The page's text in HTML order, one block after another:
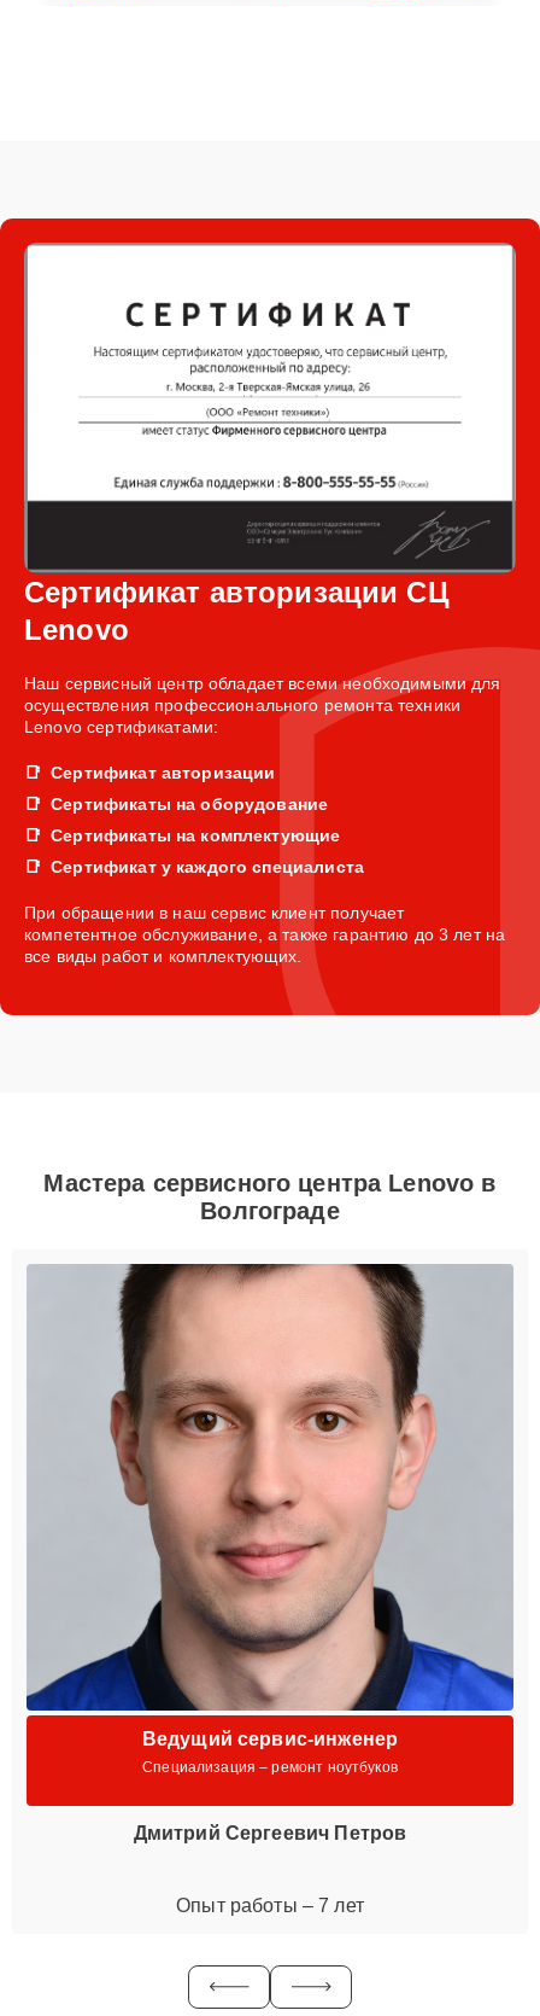
Сертификат авторизации СЦ
Lenovo
Наш сервисный центр обладает всеми необходимыми для
осуществления профессионального ремонта техники
Lenovo сертификатами:
Сертификат авторизации
Сертификаты на оборудование
Сертификаты на комплектующие
Сертификат у каждого специалиста
При обращении в наш сервис клиент получает
компетентное обслуживание, а также гарантию до 3 лет на
все виды работ и комплектующих.
Мастера сервисного центра Lenovo в
Волгограде
Ведущий сервис-инженер
Специализация – ремонт ноутбуков
Дмитрий Сергеевич Петров
Опыт работы – 7 лет